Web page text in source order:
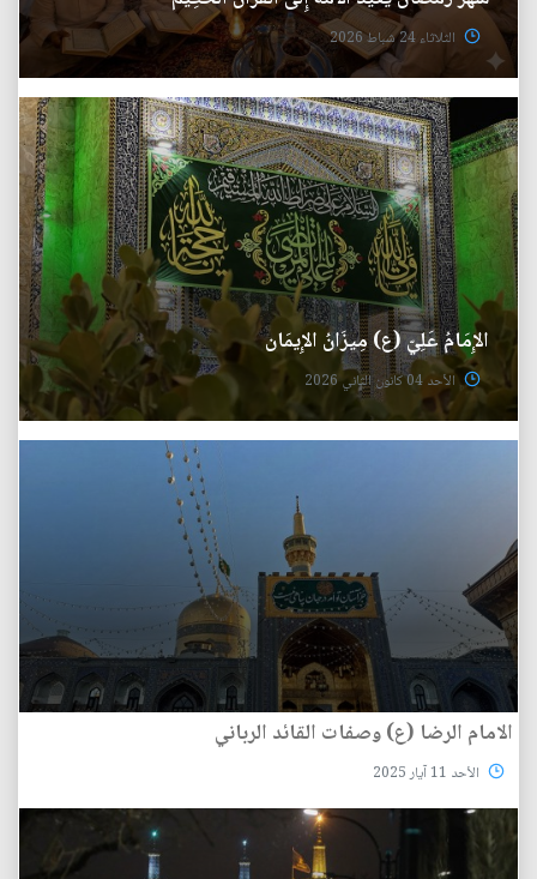
الثلاثاء 24 شباط 2026
الإِمَامُ عَلِيّ (ع) مِيزَانُ الإِيمَان
الأحد 04 كانون الثاني 2026
الامام الرضا (ع) وصفات القائد الرباني
الأحد 11 آيار 2025